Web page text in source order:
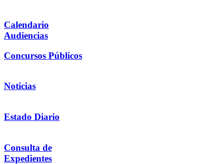
Calendario
Audiencias
Concursos Públicos
Noticias
Estado Diario
Consulta de
Expedientes